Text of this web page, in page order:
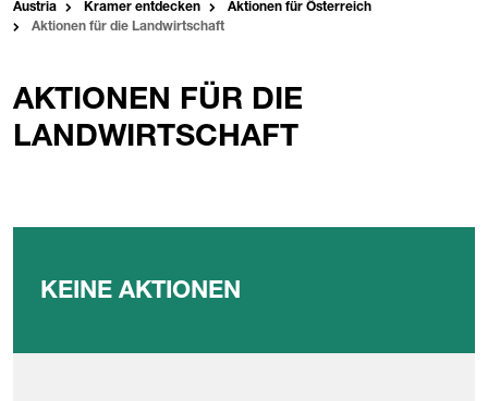
Austria Kramer entdecken
Aktionen für Österreich
Aktionen für die Landwirtschaft
AKTIONEN FÜR DIE
LANDWIRTSCHAFT
KEINE AKTIONEN